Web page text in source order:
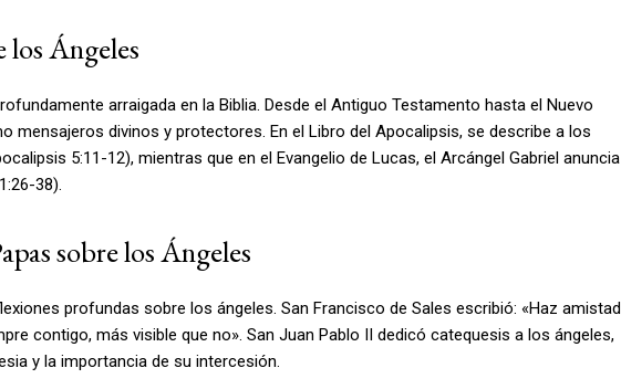
los Ángeles
arraigada en la Biblia. Desde el Antiguo Testamento hasta el Nuevo
mensajeros divinos y protectores. En el Libro del Apocalipsis, se describe a los
5:11-12), mientras que en el Evangelio de Lucas, el Arcángel Gabriel anuncia
38).
sobre los Ángeles
profundas sobre los ángeles. San Francisco de Sales escribió: «Haz amistad
contigo, más visible que no». San Juan Pablo II dedicó catequesis a los ángeles,
y la importancia de su intercesión.